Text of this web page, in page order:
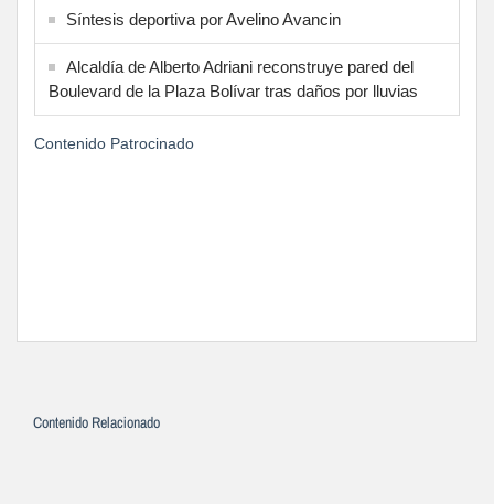
Síntesis deportiva por Avelino Avancin
Alcaldía de Alberto Adriani reconstruye pared del
Boulevard de la Plaza Bolívar tras daños por lluvias
Contenido Patrocinado
Contenido Relacionado